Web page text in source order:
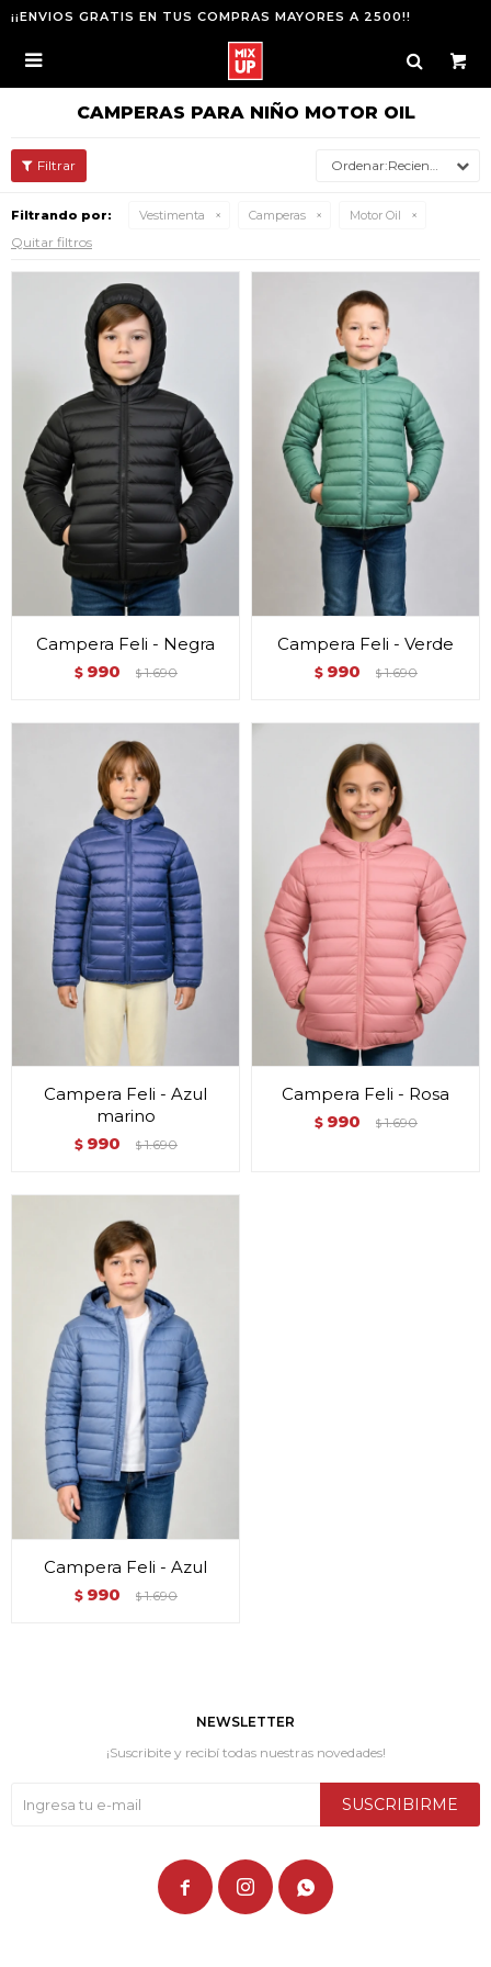
¡¡ENVIOS GRATIS EN TUS COMPRAS MAYORES A 2500!!

CAMPERAS PARA NIÑO MOTOR OIL
Recientes
Filtrando por: Vestimenta Camperas Motor Oil
Quitar filtros
Campera Feli - Negra
$ 990 $ 1.690
Campera Feli - Verde
$ 990 $ 1.690
Campera Feli - Azul
marino
$ 990 $ 1.690
Campera Feli - Rosa
$ 990 $ 1.690
Campera Feli - Azul
$ 990 $ 1.690
NEWSLETTER
¡Suscribite y recibí todas nuestras novedades!
SUSCRIBIRME
  